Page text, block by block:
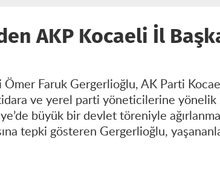
AKP Kocaeli İl
Faruk Gergerlioğlu, AK Parti
ve yerel parti yöneticilerine
büyük bir devlet töreniyle
tepki gösteren Gergerlioğlu,